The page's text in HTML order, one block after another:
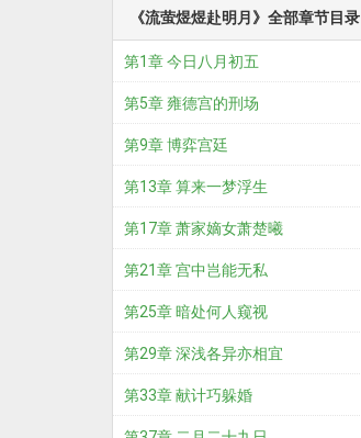
《流萤煜煜赴明月》全部章节目录
第1章 今日八月初五
第5章 雍德宫的刑场
第9章 博弈宫廷
第13章 算来一梦浮生
第17章 萧家嫡女萧楚曦
第21章 宫中岂能无私
第25章 暗处何人窥视
第29章 深浅各异亦相宜
第33章 献计巧躲婚